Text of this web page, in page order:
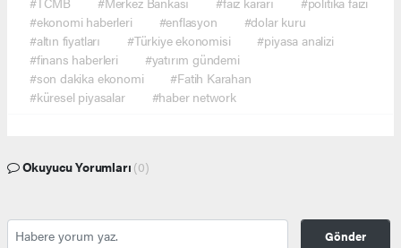
#ekonomi haberleri
#enflasyon
#dolar kuru
#altın fiyatları
#Türkiye ekonomisi
#piyasa analizi
#finans haberleri
#yatırım gündemi
#son dakika ekonomi
#Fatih Karahan
#küresel piyasalar
#haber network
Okuyucu Yorumları (0)
Gönder